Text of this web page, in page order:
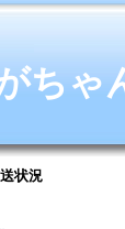
ちゃ
状況